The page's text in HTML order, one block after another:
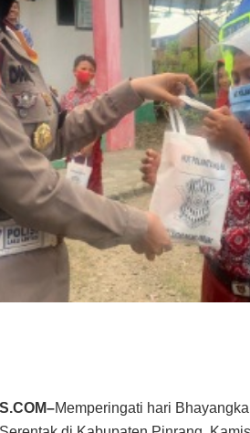
Memperingati hari